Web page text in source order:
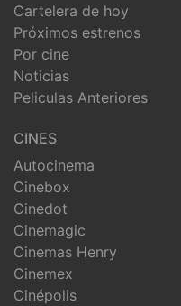
Cartelera de hoy
Próximos estrenos
Por cine
Noticias
Peliculas Anteriores
CINES
Autocinema
Cinebox
Cinedot
Cinemagic
Cinemas Henry
Cinemex
Cinépolis